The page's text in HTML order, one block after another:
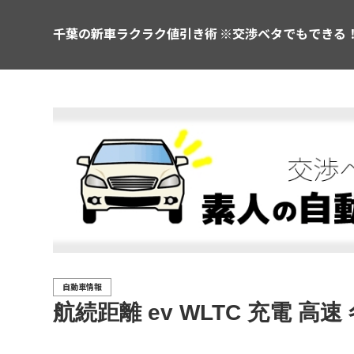
千葉の新車ラクラク値引き術 ※交渉ベタでもできる
航続距離 ev WLTC 充電 高速
自動車情報